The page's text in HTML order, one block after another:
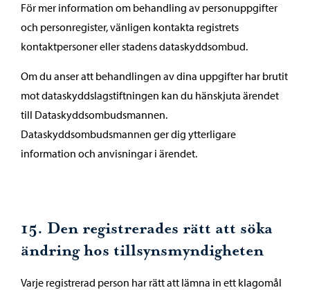
För mer information om behandling av personuppgifter
och personregister, vänligen kontakta registrets
kontaktpersoner eller stadens dataskyddsombud.
Om du anser att behandlingen av dina uppgifter har brutit
mot dataskyddslagstiftningen kan du hänskjuta ärendet
till Dataskyddsombudsmannen.
Dataskyddsombudsmannen ger dig ytterligare
information och anvisningar i ärendet.
15. Den registrerades rätt att söka
ändring hos tillsynsmyndigheten
Varje registrerad person har rätt att lämna in ett klagomål